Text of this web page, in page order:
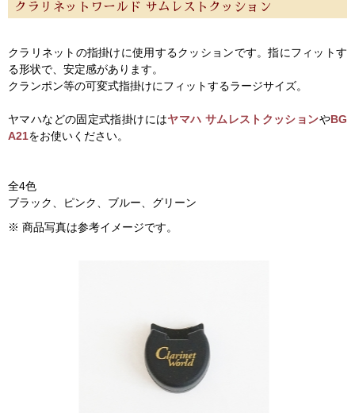
クラリネットワールド サムレストクッション
クラリネットの指掛けに使用するクッションです。指にフィットす
る形状で、安定感があります。
クランポン等の可変式指掛けにフィットするラージサイズ。
ヤマハなどの固定式指掛けにはヤマハ サムレストクッションやBG
A21をお使いください。
全4色
ブラック、ピンク、ブルー、グリーン
※ 商品写真は参考イメージです。